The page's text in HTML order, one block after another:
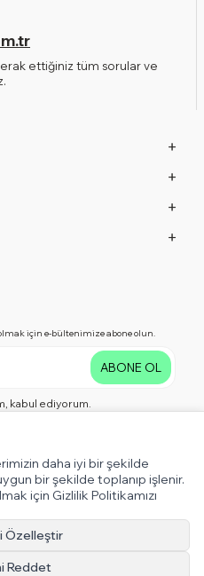
ettiğiniz tüm sorular ve
için e-bültenimize abone olun.
ABONE OL
kabul ediyorum.
için bizi Takip Edin!
daha iyi bir şekilde
bir şekilde toplanıp işlenir.
için Gizlilik Politikamızı
Özelleştir
Reddet